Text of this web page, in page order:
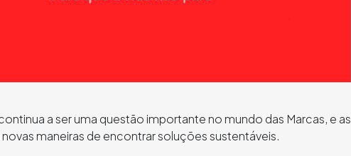
a ser uma questão importante no mundo das Marcas, e as
maneiras de encontrar soluções sustentáveis.